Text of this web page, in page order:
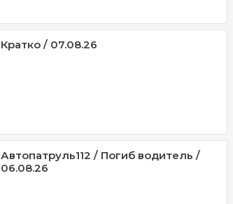
Кратко / 07.08.26
Автопатруль112 / Погиб водитель /
06.08.26